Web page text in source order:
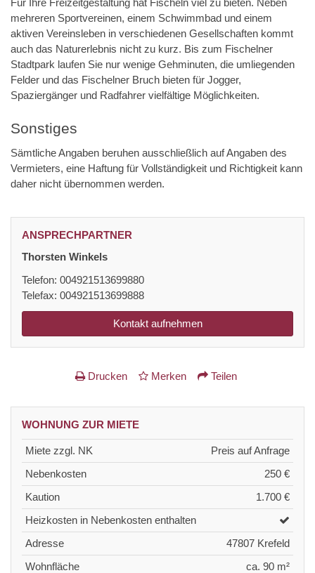
mehreren Sportvereinen, einem Schwimmbad und einem
aktiven Vereinsleben in verschiedenen Gesellschaften kommt
auch das Naturerlebnis nicht zu kurz. Bis zum Fischelner
Stadtpark laufen Sie nur wenige Gehminuten, die umliegenden
Felder und das Fischelner Bruch bieten für Jogger,
Spaziergänger und Radfahrer vielfältige Möglichkeiten.
Sonstiges
Sämtliche Angaben beruhen ausschließlich auf Angaben des
Vermieters, eine Haftung für Vollständigkeit und Richtigkeit kann
daher nicht übernommen werden.
ANSPRECHPARTNER
Thorsten Winkels
Telefon: 004921513699880
Telefax: 004921513699888
Kontakt aufnehmen
Drucken Merken Teilen
WOHNUNG ZUR MIETE
Miete zzgl. NK
Preis auf Anfrage
Nebenkosten
250 €
Kaution
1.700 €
Heizkosten in Nebenkosten enthalten
Adresse
47807 Krefeld
Wohnfläche
ca. 90 m²